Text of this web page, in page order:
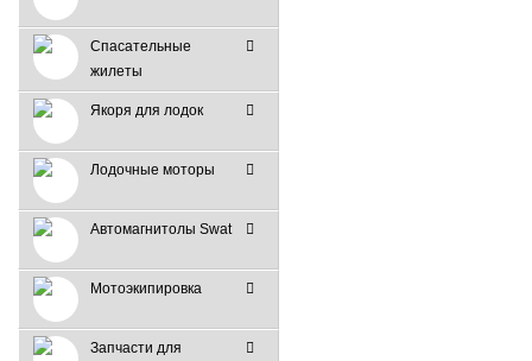
Спасательные
жилеты
Якоря для лодок
Лодочные моторы
Автомагнитолы Swat
Мотоэкипировка
Запчасти для